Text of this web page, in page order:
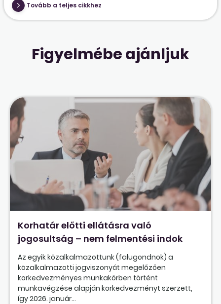
Tovább a teljes cikkhez
Figyelmébe ajánljuk
Korhatár előtti ellátásra való
jogosultság – nem felmentési indok
Az egyik közalkalmazottunk (falugondnok) a
közalkalmazotti jogviszonyát megelőzően
korkedvezményes munkakörben történt
munkavégzése alapján korkedvezményt szerzett,
így 2026. január...